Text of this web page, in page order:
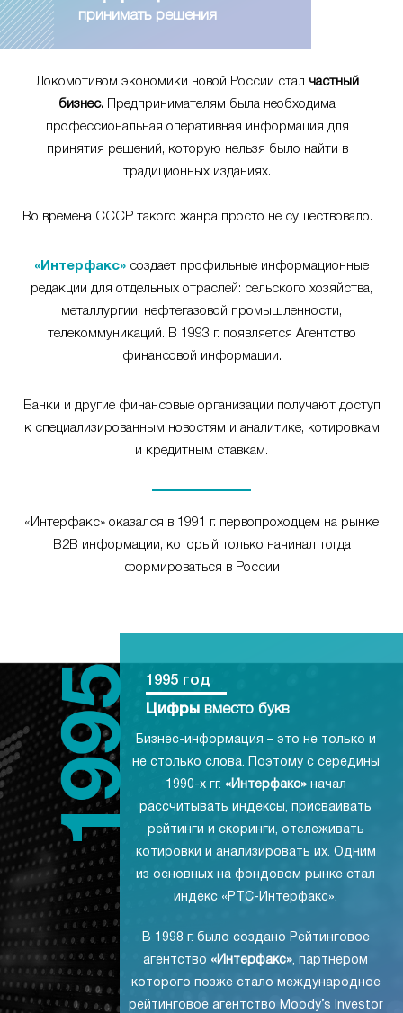
принимать решения
Локомотивом экономики новой России стал частный
бизнес. Предпринимателям была необходима
профессиональная оперативная информация для
принятия решений, которую нельзя было найти в
традиционных изданиях.
Во времена СССР такого жанра просто не существовало.
«Интерфакс» создает профильные информационные
редакции для отдельных отраслей: сельского хозяйства,
металлургии, нефтегазовой промышленности,
телекоммуникаций. В 1993 г. появляется Агентство
финансовой информации.
Банки и другие финансовые организации получают доступ
к специализированным новостям и аналитике, котировкам
и кредитным ставкам.
«Интерфакс» оказался в 1991 г. первопроходцем на рынке
B2B информации, который только начинал тогда
формироваться в России
1995 год
Цифры вместо букв
Бизнес-информация – это не только и
не столько слова. Поэтому с середины
1990-х гг. «Интерфакс»начал
рассчитывать индексы, присваивать
рейтинги и скоринги, отслеживать
котировки и анализировать их. Одним
из основных на фондовом рынке стал
индекс «РТС-Интерфакс».
В 1998 г. было создано Рейтинговое
агентство «Интерфакс», партнером
которого позже стало международное
рейтинговое агентство Moody’s Investor